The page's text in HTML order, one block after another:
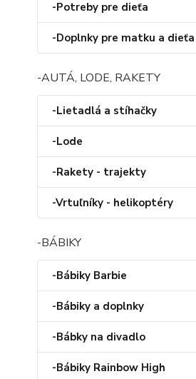
-Potreby pre dieťa
-Doplnky pre matku a dieťa
-AUTÁ, LODE, RAKETY
-Lietadlá a stíhačky
-Lode
-Rakety - trajekty
-Vrtuľníky - helikoptéry
-BÁBIKY
-Bábiky Barbie
-Bábiky a doplnky
-Bábky na divadlo
-Bábiky Rainbow High